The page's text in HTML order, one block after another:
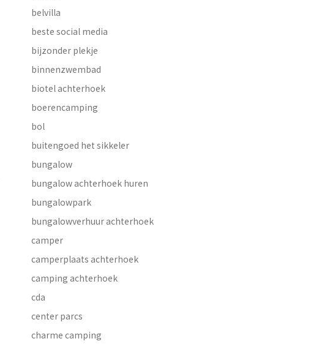
belvilla
beste social media
bijzonder plekje
binnenzwembad
biotel achterhoek
boerencamping
bol
buitengoed het sikkeler
bungalow
bungalow achterhoek huren
bungalowpark
bungalowverhuur achterhoek
camper
camperplaats achterhoek
camping achterhoek
cda
center parcs
charme camping